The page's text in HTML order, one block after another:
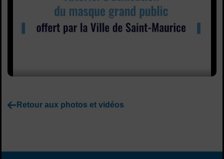
Lancer la video
Retour aux photos et vidéos